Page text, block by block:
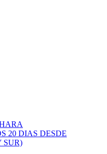
20 DIAS DESDE
SUR)